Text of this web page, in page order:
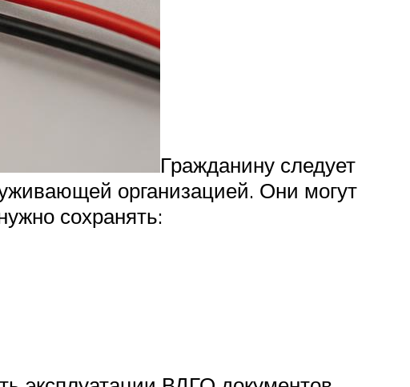
Гражданину следует
организацией. Они могут
сохранять: